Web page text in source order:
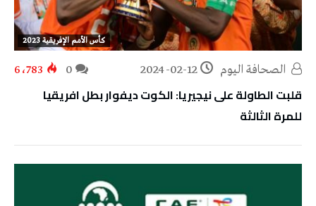
كأس الأمم الإفريقية 2023
2024-02-12 6٬783
قلبت الطاولة على نيجيريا: الكوت ديفوار بطل افريقيا
للمرة الثالثة